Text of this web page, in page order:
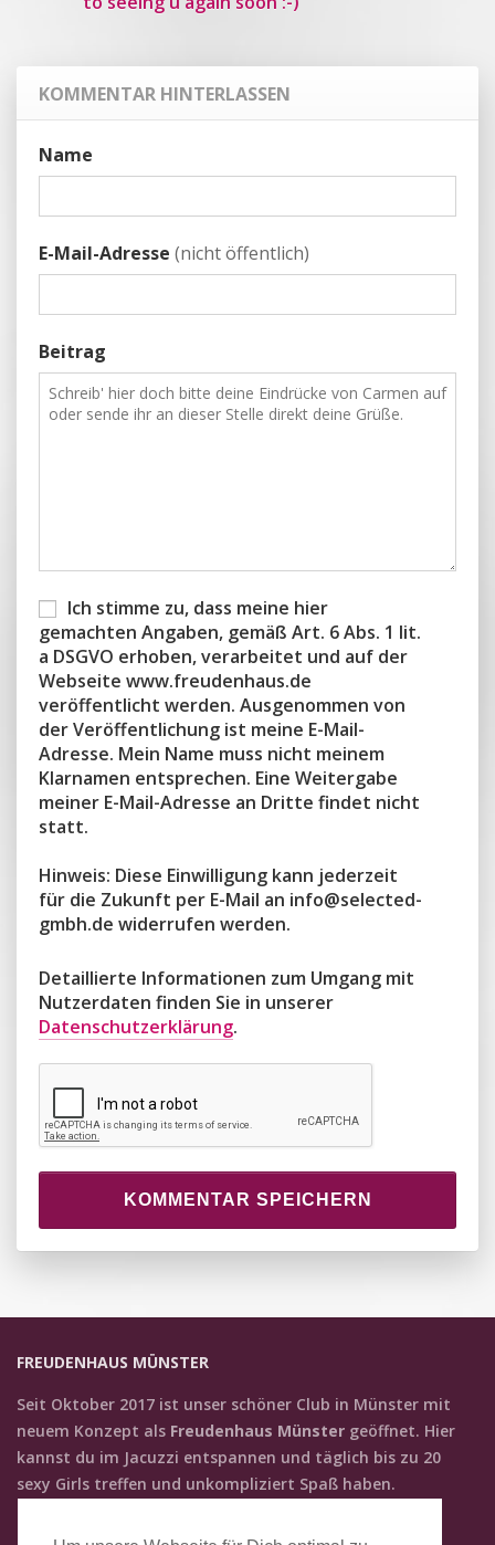
KOMMENTAR HINTERLASSEN
Name
E-Mail-Adresse (nicht öffentlich)
Beitrag
Ich stimme zu, dass meine hier
gemachten Angaben, gemäß Art. 6 Abs. 1 lit.
a DSGVO erhoben, verarbeitet und auf der
Webseite www.freudenhaus.de
veröffentlicht werden. Ausgenommen von
der Veröffentlichung ist meine E-Mail-
Adresse. Mein Name muss nicht meinem
Klarnamen entsprechen. Eine Weitergabe
meiner E-Mail-Adresse an Dritte findet nicht
statt.
Hinweis: Diese Einwilligung kann jederzeit
für die Zukunft per E-Mail an info@selected-
gmbh.de widerrufen werden.
Detaillierte Informationen zum Umgang mit
Nutzerdaten finden Sie in unserer
Datenschutzerklärung.
KOMMENTAR SPEICHERN
FREUDENHAUS MÜNSTER
Seit Oktober 2017 ist unser schöner Club in Münster mit
neuem Konzept als Freudenhaus Münster geöffnet. Hier
kannst du im Jacuzzi entspannen und täglich bis zu 20
sexy Girls treffen und unkompliziert Spaß haben.